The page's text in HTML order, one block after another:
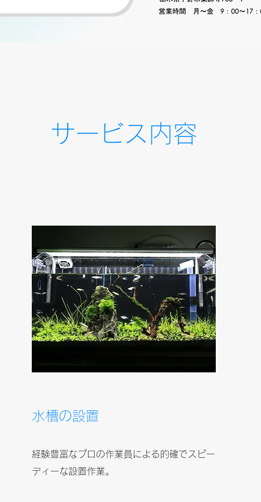
​​サービス内容
​​水槽の設置
経験豊富なプロの作業員による的確でスピー
ディーな設置作業。